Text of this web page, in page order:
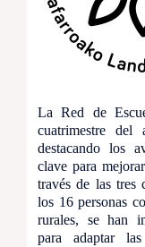
La Red de
cuatrimestre
destacando los
clave para
través de las tres
los 16 personas
rurales, se han
para adaptar